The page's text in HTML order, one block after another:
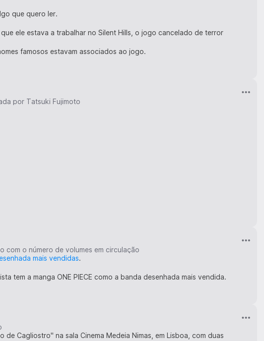
que quero ler.
ele estava a trabalhar no Silent Hills, o jogo cancelado de terror
famosos estavam associados ao jogo.
por Tatsuki Fujimoto
com o número de volumes em circulação
mais vendidas.
tem a manga ONE PIECE como a banda desenhada mais vendida.
Cagliostro" na sala Cinema Medeia Nimas, em Lisboa, com duas